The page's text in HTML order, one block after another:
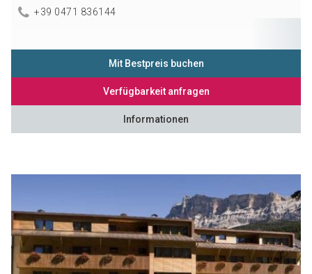
+39 0471 836144
Mit Bestpreis buchen
Verfügbarkeit anfragen
Informationen